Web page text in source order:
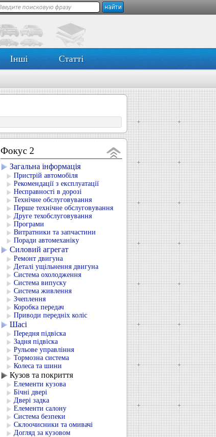
Інші Статті
Фокус 2
Загальна інформація
Пристрій автомобіля
Рекомендації з експлуатації
Несправності в дорозі
Технічне обслуговування
Перше технічне обслуговування
Друге техобслуговування
Програми
Витратники та запчастини
Поради автомеханіку
Силовий агрегат
Ремонт двигуна
Деталі ущільнення двигуна
Система охолодження
Система випуску
Система живлення
Зчеплення
Коробка передач
Приводи передніх коліс
Шасі
Передня підвіска
Задня підвіска
Рульове управління
Тормозна система
Колеса та шини
Кузов та покриття
Елементи кузова
Бічні двері
Двері задка
Елементи салону
Система безпеки
Склоочисники та омивачі
Догляд за кузовом